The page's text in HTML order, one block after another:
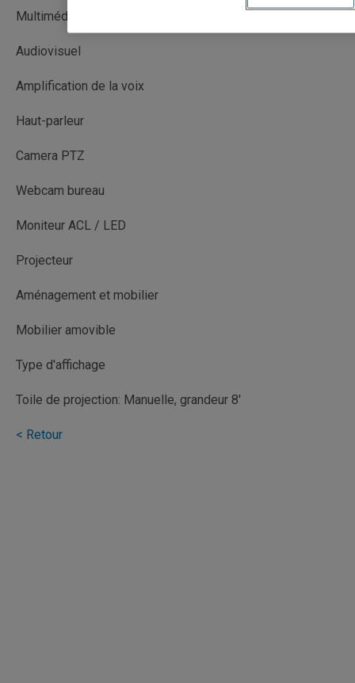
Multimédia avec captation (MMC)
Audiovisuel
Amplification de la voix
Haut-parleur
Camera PTZ
Webcam bureau
Moniteur ACL / LED
Projecteur
Aménagement et mobilier
Mobilier amovible
Type d'affichage
Toile de projection: Manuelle, grandeur 8'
< Retour